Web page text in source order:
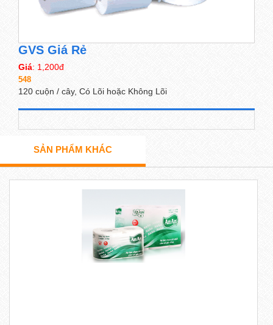
GVS Giá Rẻ
Giá: 1,200đ
548
120 cuộn / cây, Có Lõi hoặc Không Lõi
SẢN PHẨM KHÁC